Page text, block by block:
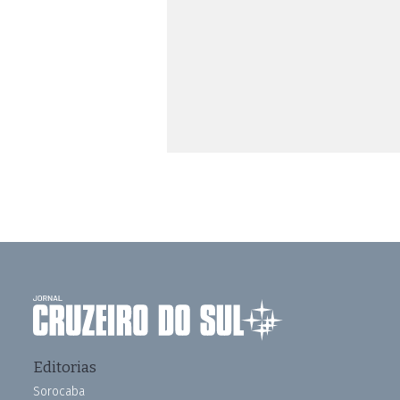
Editorias
Sorocaba